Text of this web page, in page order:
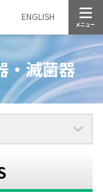
ENGLISH
・滅菌器